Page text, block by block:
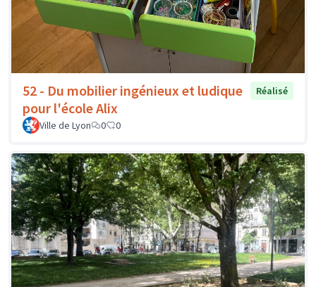
52 - Du mobilier ingénieux et ludique
pour l'école Alix
Réalisé
Ville de Lyon 0 0